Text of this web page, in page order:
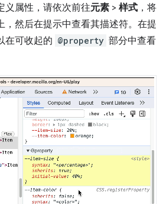
义属性，请依次前往元素 > 样式 ，将
，然后在提示中查看其描述符。在提
在可收起的 @property 部分中查看